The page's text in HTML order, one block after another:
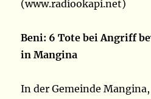
(www.radiookapi.net)
Beni: 6 Tote bei Angriff
in Mangina
In der Gemeinde